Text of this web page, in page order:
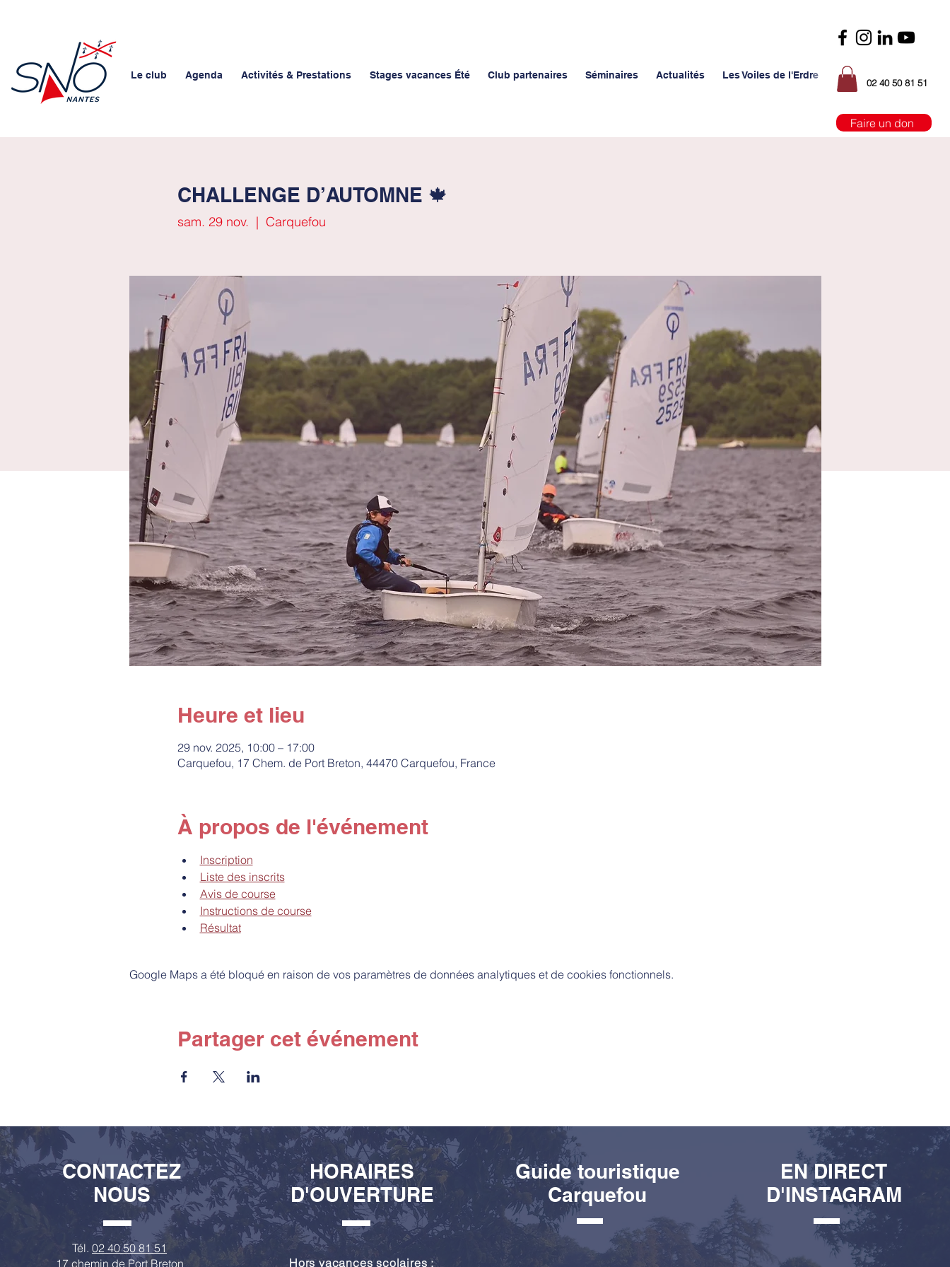
Le club Agenda Activités & Prestations Stages vacances Été Club partenaires Séminaires Actualités Les Voiles de l'Erdre
02 40 50 81 51
Faire un don
CHALLENGE D’AUTOMNE 🍁
sam. 29 nov.
  |
Carquefou
Heure et lieu
29 nov. 2025, 10:00 – 17:00
Carquefou, 17 Chem. de Port Breton, 44470 Carquefou, France
À propos de l'événement
Inscription
Liste des inscrits
Avis de course
Instructions de course
Résultat
Google Maps a été bloqué en raison de vos paramètres de données analytiques et de cookies fonctionnels.
Partager cet événement
CONTACTEZ
NOUS
Tél.02 40 50 81 51
17 chemin de Port Breton
HORAIRES
D'OUVERTURE
Hors vacances scolaires :
Guide touristique
Carquefou
EN DIRECT
D'INSTAGRAM